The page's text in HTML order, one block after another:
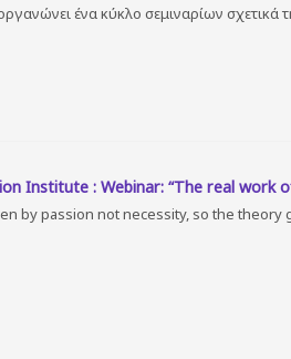
ένα κύκλο σεμιναρίων
Institute : Webinar: “The real work
by passion not necessity, so the theory